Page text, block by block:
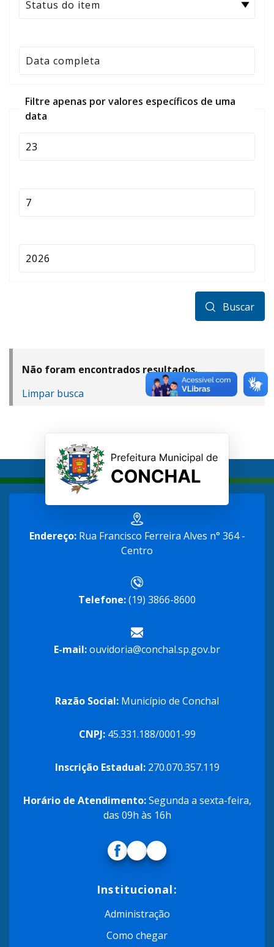
Filtre apenas por valores específicos de uma
data
Buscar
Não foram encontrados resultados.
Limpar busca
Endereço:Rua Francisco Ferreira Alves n° 364 -
Centro
Telefone:(19) 3866-8600
E-mail:ouvidoria@conchal.sp.gov.br
Razão Social: Município de Conchal
CNPJ:45.331.188/0001-99
Inscrição Estadual:270.070.357.119
Horário de Atendimento:Segunda a sexta-feira,
das 09h às 16h
Institucional:
Administração
Como chegar